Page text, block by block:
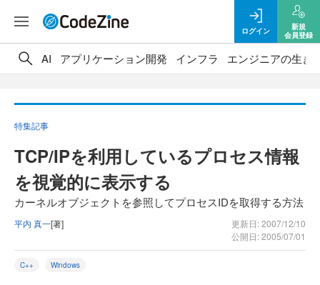
ログイン
新規
会員登録
AI アプリケーション開発 インフラ エンジニアの生き
特集記事
TCP/IPを利用しているプロセス情報
を視覚的に表示する
カーネルオブジェクトを参照してプロセスIDを取得する方法
平内 真一[著]
更新日: 2007/12/10
公開日: 2005/07/01
C++ Windows